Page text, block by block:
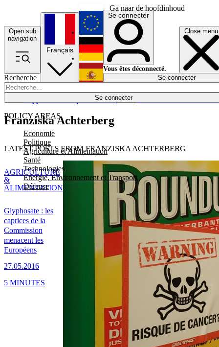
Ga naar de hoofdinhoud
Open sub
navigation
Close menu
Recherche
Se connecter
POLICY AREAS
Economie
Politique
Agriculture et Alimentation
Santé
Technologies
Energie, Environnement et Transport
Défense
Économie
Français
English
Deutsch
Español
Se connecter
Vous êtes déconnecté.
Se connecter
Franziska Achterberg
LATEST POSTS FROM FRANZISKA ACHTERBERG
Glyphosate : les
caprices de la
Commission
menacent les
Européens
27.05.2016
AGRICULTURE
&
ALIMENTATION
5 MINUTES